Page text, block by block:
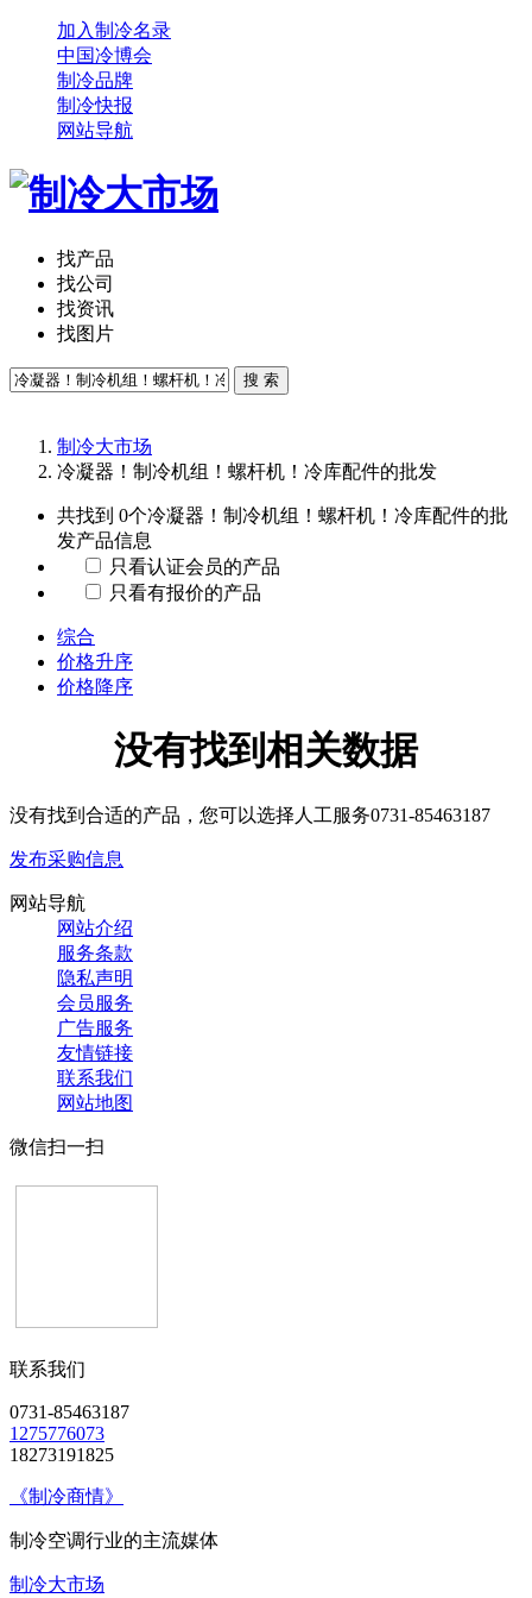
加入制冷名录
中国冷博会
制冷品牌
制冷快报
网站导航
找产品
找公司
找资讯
找图片
搜 索
制冷大市场
冷凝器！制冷机组！螺杆机！冷库配件的批发
共找到 0个冷凝器！制冷机组！螺杆机！冷库配件的批
发产品信息
只看认证会员的产品
只看有报价的产品
综合
价格升序
价格降序
没有找到相关数据
没有找到合适的产品，您可以选择人工服务0731-85463187
发布采购信息
网站导航
网站介绍
服务条款
隐私声明
会员服务
广告服务
友情链接
联系我们
网站地图
微信扫一扫
联系我们
0731-85463187
1275776073
18273191825
《制冷商情》
制冷空调行业的主流媒体
制冷大市场